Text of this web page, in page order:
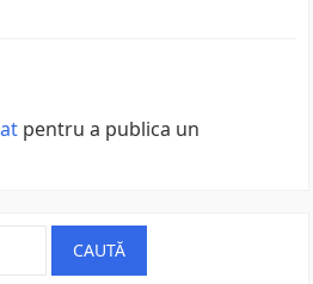
pentru a publica un